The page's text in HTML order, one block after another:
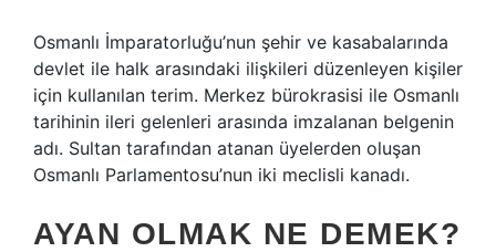
Osmanlı İmparatorluğu’nun şehir ve kasabalarında
devlet ile halk arasındaki ilişkileri düzenleyen kişiler
için kullanılan terim. Merkez bürokrasisi ile Osmanlı
tarihinin ileri gelenleri arasında imzalanan belgenin
adı. Sultan tarafından atanan üyelerden oluşan
Osmanlı Parlamentosu’nun iki meclisli kanadı.
AYAN OLMAK NE DEMEK?